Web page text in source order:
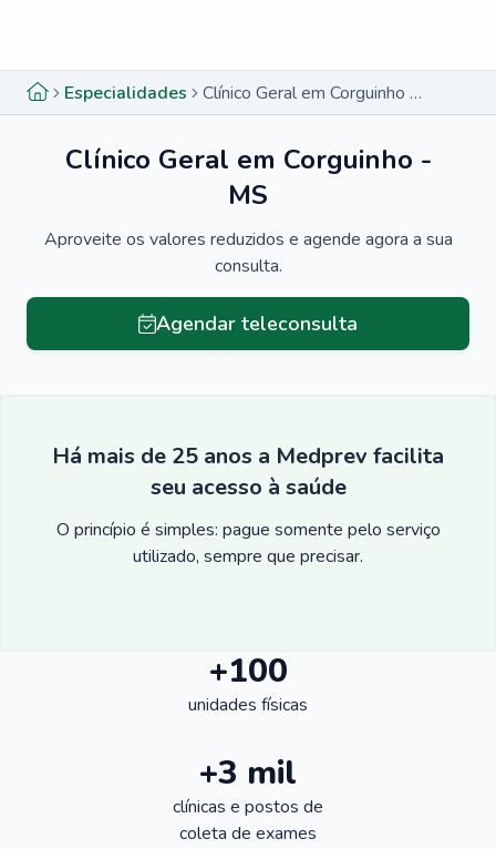
Especialidades Clínico Geral em Corguinho - MS
Clínico Geral em Corguinho -
MS
Aproveite os valores reduzidos e agende agora a sua
consulta.
Agendar teleconsulta
Há mais de 25 anos a Medprev facilita
seu acesso à saúde
O princípio é simples: pague somente pelo serviço
utilizado, sempre que precisar.
+100
unidades físicas
+3 mil
clínicas e postos de
coleta de exames